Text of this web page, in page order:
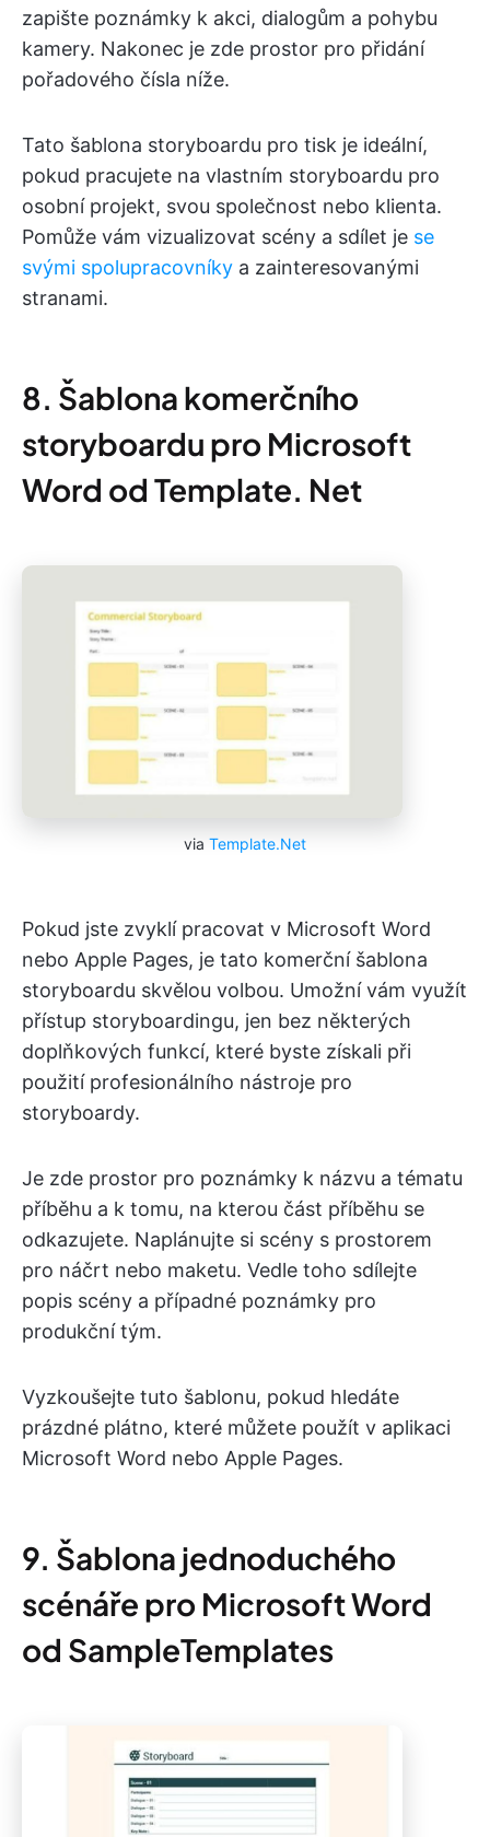
zapište poznámky k akci, dialogům a pohybu
kamery. Nakonec je zde prostor pro přidání
pořadového čísla níže.
Tato šablona storyboardu pro tisk je ideální,
pokud pracujete na vlastním storyboardu pro
osobní projekt, svou společnost nebo klienta.
Pomůže vám vizualizovat scény a sdílet je se
svými spolupracovníky a zainteresovanými
stranami.
8. Šablona komerčního
storyboardu pro Microsoft
Word od Template. Net
via Template.Net
Pokud jste zvyklí pracovat v Microsoft Word
nebo Apple Pages, je tato komerční šablona
storyboardu skvělou volbou. Umožní vám využít
přístup storyboardingu, jen bez některých
doplňkových funkcí, které byste získali při
použití profesionálního nástroje pro
storyboardy.
Je zde prostor pro poznámky k názvu a tématu
příběhu a k tomu, na kterou část příběhu se
odkazujete. Naplánujte si scény s prostorem
pro náčrt nebo maketu. Vedle toho sdílejte
popis scény a případné poznámky pro
produkční tým.
Vyzkoušejte tuto šablonu, pokud hledáte
prázdné plátno, které můžete použít v aplikaci
Microsoft Word nebo Apple Pages.
9. Šablona jednoduchého
scénáře pro Microsoft Word
od SampleTemplates